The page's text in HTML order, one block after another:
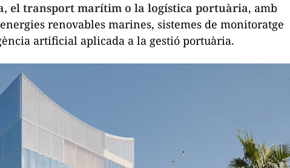
el transport marítim o la logística portuària, amb
renovables marines, sistemes de monitoratge
artificial aplicada a la gestió portuària.